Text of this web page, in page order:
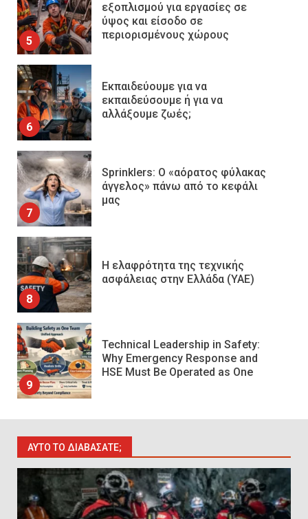
5
εξοπλισμού για εργασίες σε
ύψος και είσοδο σε
περιορισμένους χώρους
6
Εκπαιδεύουμε για να
εκπαιδεύσουμε ή για να
αλλάξουμε ζωές;
7
Sprinklers: Ο «αόρατος φύλακας
άγγελος» πάνω από το κεφάλι
μας
8
Η ελαφρότητα της τεχνικής
ασφάλειας στην Ελλάδα (ΥΑΕ)
9
Technical Leadership in Safety:
Why Emergency Response and
HSE Must Be Operated as One
10
περιορισμένους χώρους που
οδηγούν σε ατύχημα
ΑΥΤΌ ΤΟ ΔΙΑΒΆΣΑΤΕ;